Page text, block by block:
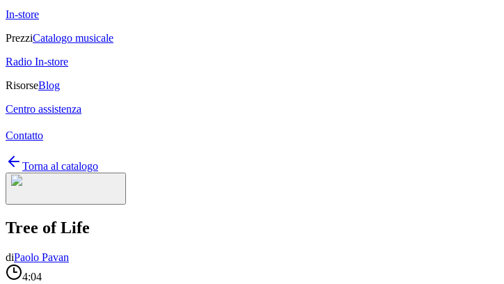
In-store
PrezziCatalogo musicale
Radio In-store
RisorseBlog
Centro assistenza
Contatto
Torna al catalogo
Tree of Life
diPaolo Pavan
4:04